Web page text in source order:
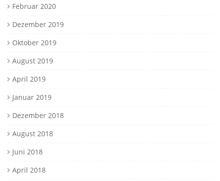
Februar 2020
Dezember 2019
Oktober 2019
August 2019
April 2019
Januar 2019
Dezember 2018
August 2018
Juni 2018
April 2018